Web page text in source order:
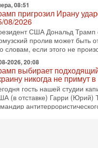
08:51
пригрозил Ирану
08/2026
США Дональд Трамп
пролив может быть
словам, если этого не
2026, 20:08
выбирает
никогда не примут
гость нашей студии
(в отставке) Гарри (Юрий)